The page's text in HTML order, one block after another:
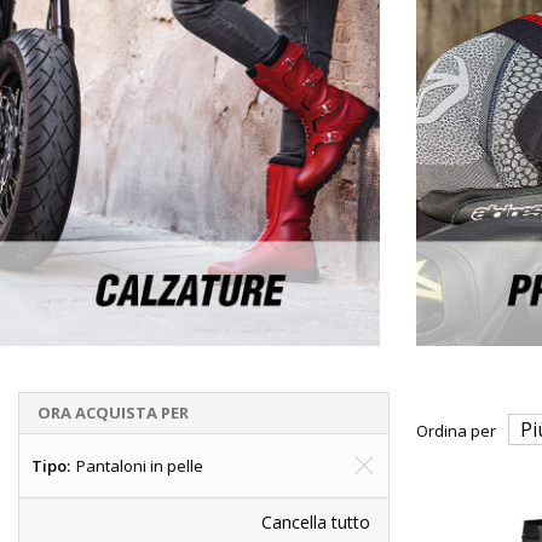
Ordina per
ORA ACQUISTA PER
Tipo Pantaloni in pelle
Cancella tutto